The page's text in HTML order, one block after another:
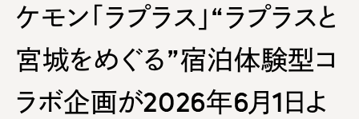
ケモン「ラプラス」“ラプラスと
宮城をめぐる”宿泊体験型コ
ラボ企画が2026年6月1日よ